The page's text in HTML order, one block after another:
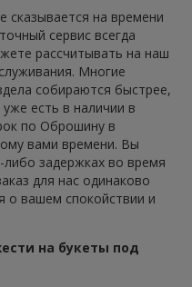
сказывается на времени
сервис всегда
рассчитывать на наш
Многие
собираются быстрее,
есть в наличии в
по Оброшину в
вами времени. Вы
задержках во время
для нас одинаково
о вашем спокойствии и
на букеты под